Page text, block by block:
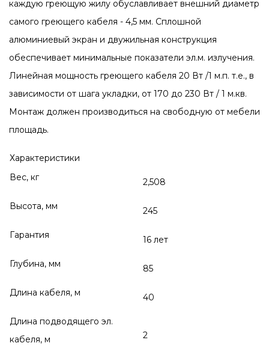
каждую греющую жилу обуславливает внешний диаметр
самого греющего кабеля - 4,5 мм. Сплошной
алюминиевый экран и двужильная конструкция
обеспечивает минимальные показатели эл.м. излучения.
Линейная мощность греющего кабеля 20 Вт /1 м.п. т.е., в
зависимости от шага укладки, от 170 до 230 Вт / 1 м.кв.
Монтаж должен производиться на свободную от мебели
площадь.
Характеристики
Вес, кг
2,508
Высота, мм 245
Гарантия 16 лет
Глубина, мм 85
Длина кабеля, м 40
Длина подводящего эл.
кабеля, м
2